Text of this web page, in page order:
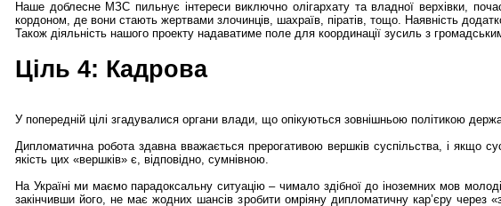
Наше доблесне МЗС пильнує інтереси виключно олігархату та владної верхівки,
кордоном, де вони стають жертвами злочинців, шахраїв, піратів, тощо. Наявність
Також діяльність нашого проекту надаватиме поле для координації зусиль з
Ціль 4: Кадрова
У попередній цілі згадувалися органи влади, що опікуються зовнішньою політикою
Дипломатична робота здавна вважається прерогативою вершків суспільства, і якщо
якість цих «вершків» є, відповідно, сумнівною.
На Україні ми маємо парадоксальну ситуацію – чимало здібної до іноземних мов
закінчивши його, не має жодних шансів зробити омріяну дипломатичну кар’єру через